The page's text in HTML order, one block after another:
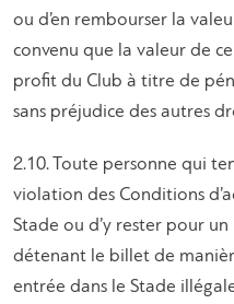
ou d’en rembourser la
convenu que la valeur de
profit du Club à titre de
sans préjudice des autres
2.10. Toute personne qui
violation des Conditions
Stade ou d’y rester pour
détenant le billet de
entrée dans le Stade